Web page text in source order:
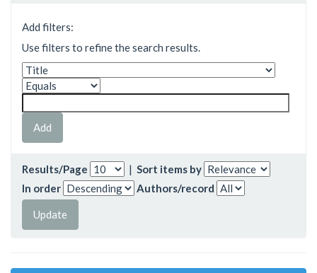
Add filters:
Use filters to refine the search results.
Results/Page | Sort items by
In order
Authors/record